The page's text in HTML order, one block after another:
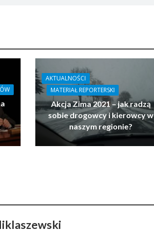
AKTUALNOŚCI
MATERIAŁ REPORTERSKI
Akcja Zima 2021 – jak radzą
sobie drogowcy i kierowcy w
naszym regionie?